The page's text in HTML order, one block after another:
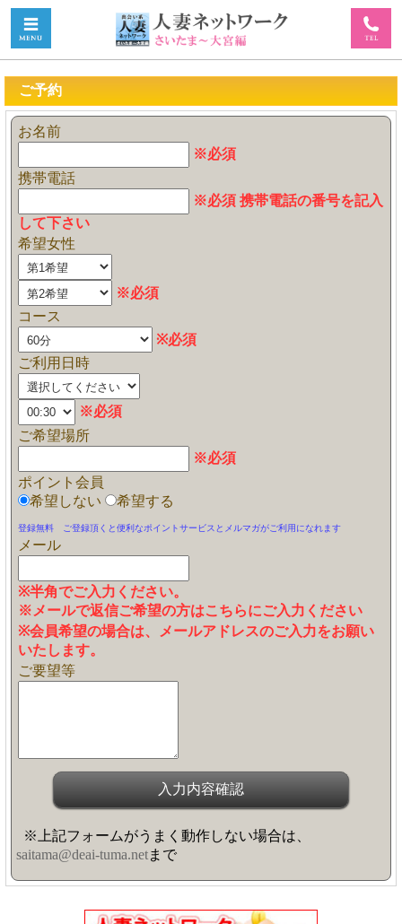
ご予約
お名前
※必須
携帯電話
※必須 携帯電話の番号を記入
して下さい
希望女性
※必須
コース
※必須
ご利用日時
※必須
ご希望場所
※必須
ポイント会員
希望しない
希望する
登録無料 ご登録頂くと便利なポイントサービスとメルマガがご利用になれます
メール
※半角でご入力ください。
※メールで返信ご希望の方はこちらにご入力ください
※会員希望の場合は、メールアドレスのご入力をお願い
いたします。
ご要望等
※上記フォームがうまく動作しない場合は、
saitama@deai-tuma.netまで